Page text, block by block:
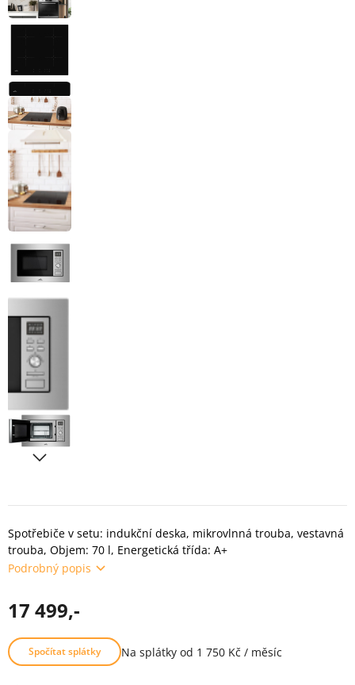
Spotřebiče v setu: indukční deska, mikrovlnná trouba, vestavná
trouba, Objem: 70 l, Energetická třída: A+
Podrobný popis
17 499,-
Spočítat splátky Na splátky od 1 750 Kč / měsíc